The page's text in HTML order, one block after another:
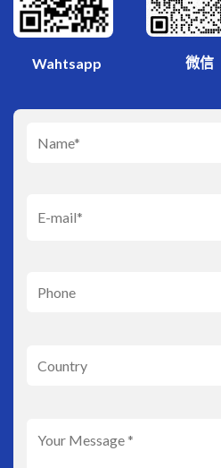
Wahtsapp 微信